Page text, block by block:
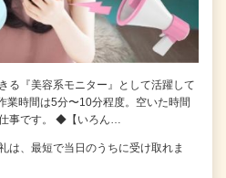
る『美容系モニター』として活躍して
業時間は5分〜10分程度。空いた時間
事です。 ◆【いろん…
、最短で当日のうちに受け取れま